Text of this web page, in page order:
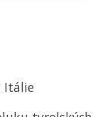
Itálie